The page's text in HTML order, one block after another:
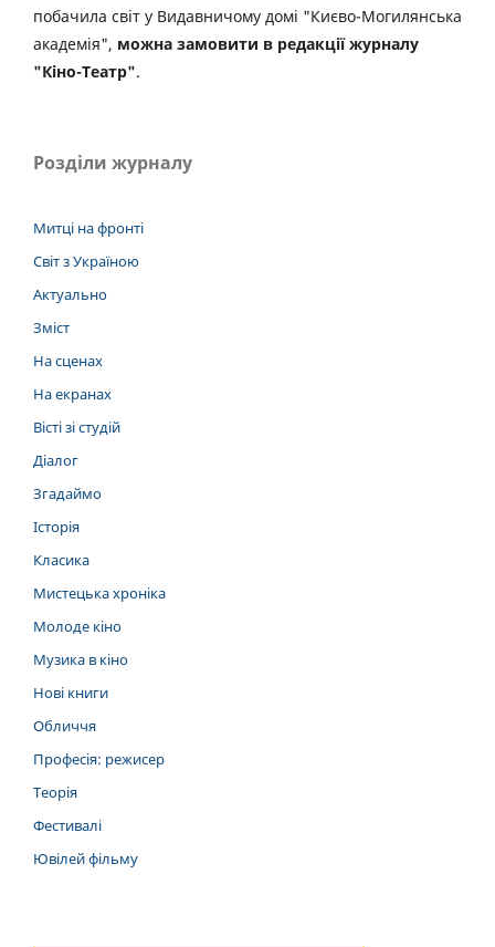
побачила світ у Видавничому домі "Києво-Могилянська
академія", можна замовити в редакції журналу
"Кіно-Театр".
Розділи журналу
Митці на фронті
Світ з Україною
Актуально
Зміст
На сценах
На екранах
Вісті зі студій
Діалог
Згадаймо
Історія
Класика
Мистецька хроніка
Молоде кіно
Музика в кіно
Нові книги
Обличчя
Професія: режисер
Теорія
Фестивалі
Ювілей фільму